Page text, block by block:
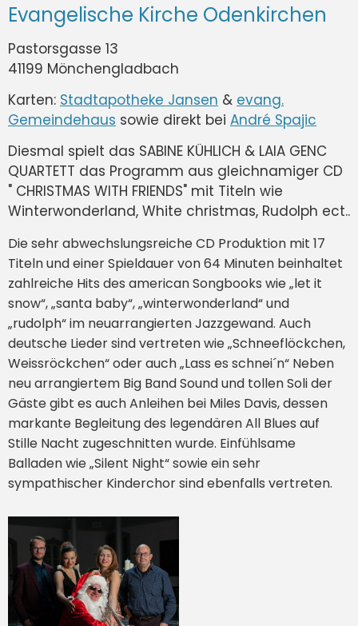
Evangelische Kirche Odenkirchen
Pastorsgasse 13
41199 Mönchengladbach
Karten: Stadtapotheke Jansen & evang.
Gemeindehaus sowie direkt bei André Spajic
Diesmal spielt das SABINE KÜHLICH & LAIA GENC
QUARTETT das Programm aus gleichnamiger CD
" CHRISTMAS WITH FRIENDS" mit Titeln wie
Winterwonderland, White christmas, Rudolph ect..
Die sehr abwechslungsreiche CD Produktion mit 17
Titeln und einer Spieldauer von 64 Minuten beinhaltet
zahlreiche Hits des american Songbooks wie „let it
snow“, „santa baby“, „winterwonderland“ und
„rudolph“ im neuarrangierten Jazzgewand. Auch
deutsche Lieder sind vertreten wie „Schneeflöckchen,
Weissröckchen“ oder auch „Lass es schnei´n“ Neben
neu arrangiertem Big Band Sound und tollen Soli der
Gäste gibt es auch Anleihen bei Miles Davis, dessen
markante Begleitung des legendären All Blues auf
Stille Nacht zugeschnitten wurde. Einfühlsame
Balladen wie „Silent Night“ sowie ein sehr
sympathischer Kinderchor sind ebenfalls vertreten.